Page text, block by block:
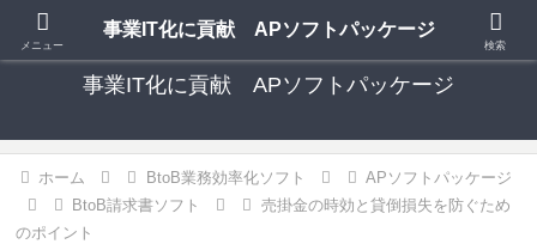
中小事業者向け 格安 手軽な多機能ソフトパッケージ
事業IT化に貢献 APソフトパッケージ
ホーム BtoB業務効率化ソフト
APソフトパッケージ
BtoB請求書ソフト
売掛金の時効と貸倒損失を防ぐため
のポイント
メニュー
事業IT化に貢献 APソフトパッケージ
検索